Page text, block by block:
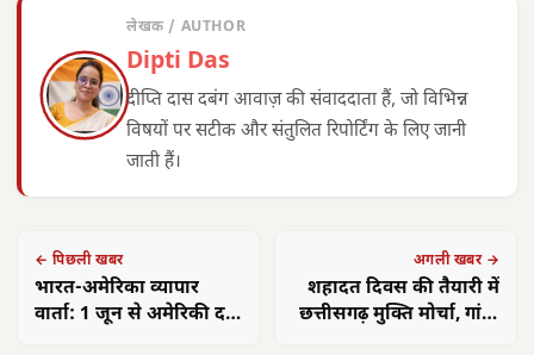
लेखक / AUTHOR
Dipti Das
दीप्ति दास दबंग आवाज़ की संवाददाता हैं, जो विभिन्न
विषयों पर सटीक और संतुलित रिपोर्टिंग के लिए जानी
जाती हैं।
← पिछली खबर
भारत-अमेरिका व्यापार
वार्ता: 1 जून से अमेरिकी दल
अगली खबर →
शहादत दिवस की तैयारी में
छत्तीसगढ़ मुक्ति मोर्चा, गांव-